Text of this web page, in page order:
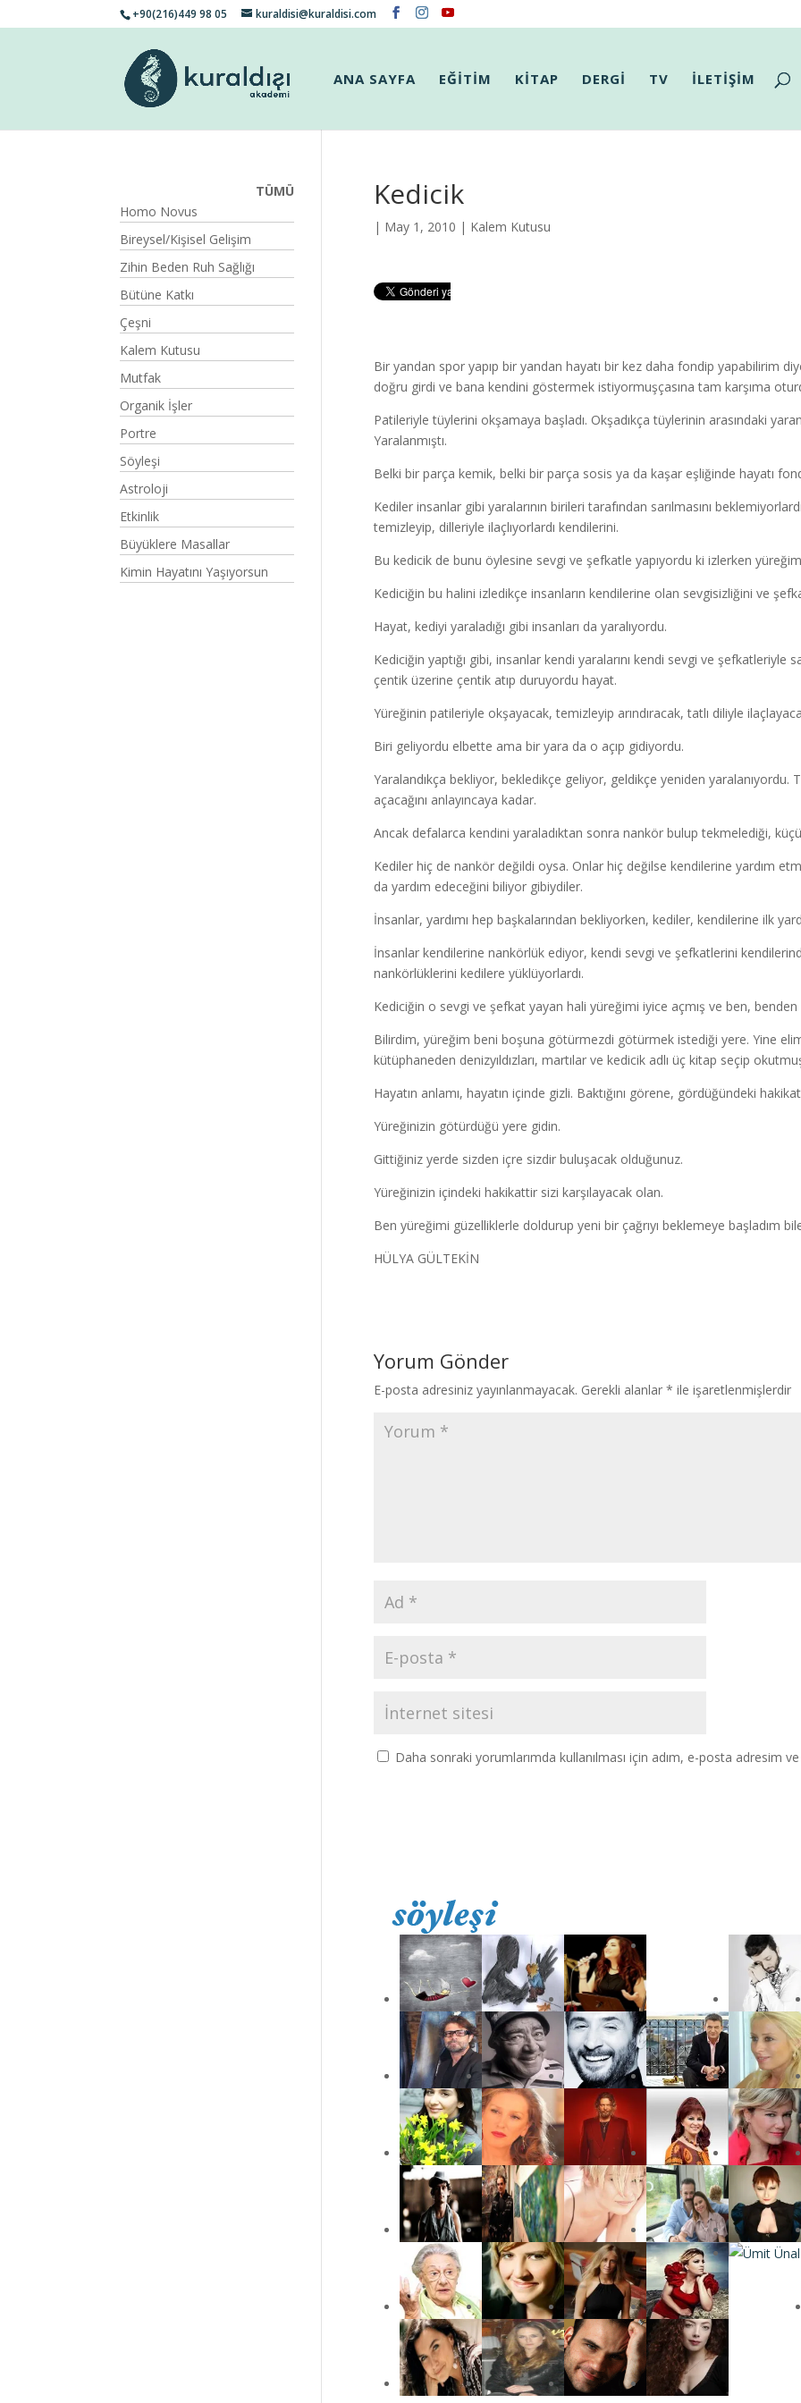
+90(216)449 98 05 kuraldisi@kuraldisi.com
ANA SAYFA EĞİTİM KİTAP DERGİ TV İLETİŞİM
Kedicik
| May 1, 2010 | Kalem Kutusu
Bir yandan spor yapıp bir yandan hayatı bir kez daha fondip yapabilirim
doğru girdi ve bana kendini göstermek istiyormuşçasına tam karşıma
Patileriyle tüylerini okşamaya başladı. Okşadıkça tüylerinin arasındaki
Yaralanmıştı.
Belki bir parça kemik, belki bir parça sosis ya da kaşar eşliğinde hayatı
Kediler insanlar gibi yaralarının birileri tarafından sarılmasını
temizleyip, dilleriyle ilaçlıyorlardı kendilerini.
Bu kedicik de bunu öylesine sevgi ve şefkatle yapıyordu ki izlerken
Kediciğin bu halini izledikçe insanların kendilerine olan sevgisizliğini ve
Hayat, kediyi yaraladığı gibi insanları da yaralıyordu.
Kediciğin yaptığı gibi, insanlar kendi yaralarını kendi sevgi ve
çentik üzerine çentik atıp duruyordu hayat.
Yüreğinin patileriyle okşayacak, temizleyip arındıracak, tatlı diliyle
Biri geliyordu elbette ama bir yara da o açıp gidiyordu.
Yaralandıkça bekliyor, bekledikçe geliyor, geldikçe yeniden yaralanıyordu.
açacağını anlayıncaya kadar.
Ancak defalarca kendini yaraladıktan sonra nankör bulup tekmelediği,
Kediler hiç de nankör değildi oysa. Onlar hiç değilse kendilerine yardım
da yardım edeceğini biliyor gibiydiler.
İnsanlar, yardımı hep başkalarından bekliyorken, kediler, kendilerine ilk
İnsanlar kendilerine nankörlük ediyor, kendi sevgi ve şefkatlerini
nankörlüklerini kedilere yüklüyorlardı.
Kediciğin o sevgi ve şefkat yayan hali yüreğimi iyice açmış ve ben,
Bilirdim, yüreğim beni boşuna götürmezdi götürmek istediği yere. Yine
kütüphaneden denizyıldızları, martılar ve kedicik adlı üç kitap seçip
Hayatın anlamı, hayatın içinde gizli. Baktığını görene, gördüğündeki
Yüreğinizin götürdüğü yere gidin.
Gittiğiniz yerde sizden içre sizdir buluşacak olduğunuz.
Yüreğinizin içindeki hakikattir sizi karşılayacak olan.
Ben yüreğimi güzelliklerle doldurup yeni bir çağrıyı beklemeye başladım
HÜLYA GÜLTEKİN
Yorum Gönder
E-posta adresiniz yayınlanmayacak. Gerekli alanlar * ile işaretlenmişlerdir
Daha sonraki yorumlarımda kullanılması için adım, e-posta adresim
TÜMÜ
Homo Novus
Bireysel/Kişisel Gelişim
Zihin Beden Ruh Sağlığı
Bütüne Katkı
Çeşni
Kalem Kutusu
Mutfak
Organik İşler
Portre
Söyleşi
Astroloji
Etkinlik
Büyüklere Masallar
Kimin Hayatını Yaşıyorsun